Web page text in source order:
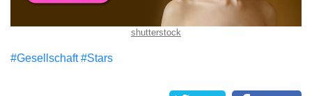
shutterstock
#Gesellschaft #Stars